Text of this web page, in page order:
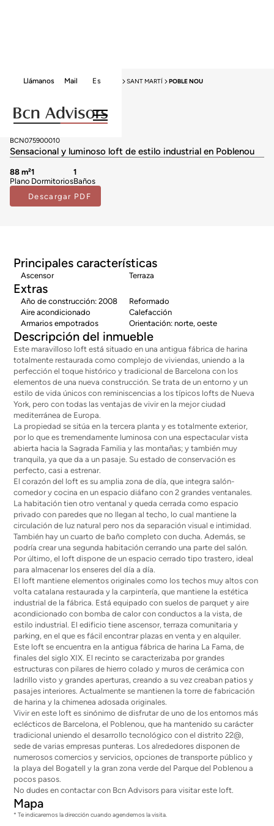
Mail
Llámanos Es
HOME VENTA LOFTS BARCELONA SANT MARTÍ POBLE NOU
Vendido
Descargar PDF
Lofts en venta en Poble Nou
BCN075900010
Sensacional y luminoso loft de estilo industrial en Poblenou
88 m²
Plano
1
Dormitorios
1
Baños
Principales características
Ascensor Terraza
Extras
Año de construcción: 2008
Reformado
Aire acondicionado
Calefacción
Armarios empotrados
Orientación: norte, oeste
Descripción del inmueble
Este maravilloso loft está situado en una antigua fábrica de harina
totalmente restaurada como complejo de viviendas, uniendo a la
perfección el toque histórico y tradicional de Barcelona con los
elementos de una nueva construcción. Se trata de un entorno y un
estilo de vida únicos con reminiscencias a los típicos lofts de Nueva
York, pero con todas las ventajas de vivir en la mejor ciudad
mediterránea de Europa.
La propiedad se sitúa en la tercera planta y es totalmente exterior,
por lo que es tremendamente luminosa con una espectacular vista
abierta hacia la Sagrada Familia y las montañas; y también muy
tranquila, ya que da a un pasaje. Su estado de conservación es
perfecto, casi a estrenar.
El corazón del loft es su amplia zona de día, que integra salón-
comedor y cocina en un espacio diáfano con 2 grandes ventanales.
La habitación tien otro ventanal y queda cerrada como espacio
privado con paredes que no llegan al techo, lo cual mantiene la
circulación de luz natural pero nos da separación visual e intimidad.
También hay un cuarto de baño completo con ducha. Además, se
podría crear una segunda habitación cerrando una parte del salón.
Por último, el loft dispone de un espacio cerrado tipo trastero, ideal
para almacenar los enseres del día a día.
El loft mantiene elementos originales como los techos muy altos con
volta catalana restaurada y la carpintería, que mantiene la estética
industrial de la fábrica. Está equipado con suelos de parquet y aire
acondicionado con bomba de calor con conductos a la vista, de
estilo industrial. El edificio tiene ascensor, terraza comunitaria y
parking, en el que es fácil encontrar plazas en venta y en alquiler.
Este loft se encuentra en la antigua fábrica de harina La Fama, de
finales del siglo XIX. El recinto se caracterizaba por grandes
estructuras con pilares de hierro colado y muros de cerámica con
ladrillo visto y grandes aperturas, creando a su vez creaban patios y
pasajes interiores. Actualmente se mantienen la torre de fabricación
de harina y la chimenea adosada originales.
Vivir en este loft es sinónimo de disfrutar de uno de los entornos más
eclécticos de Barcelona, el Poblenou, que ha mantenido su carácter
tradicional uniendo el desarrollo tecnológico con el distrito 22@,
sede de varias empresas punteras. Los alrededores disponen de
numerosos comercios y servicios, opciones de transporte público y
la playa del Bogatell y la gran zona verde del Parque del Poblenou a
pocos pasos.
No dudes en contactar con Bcn Advisors para visitar este loft.
Mapa
* Te indicaremos la dirección cuando agendemos la visita.